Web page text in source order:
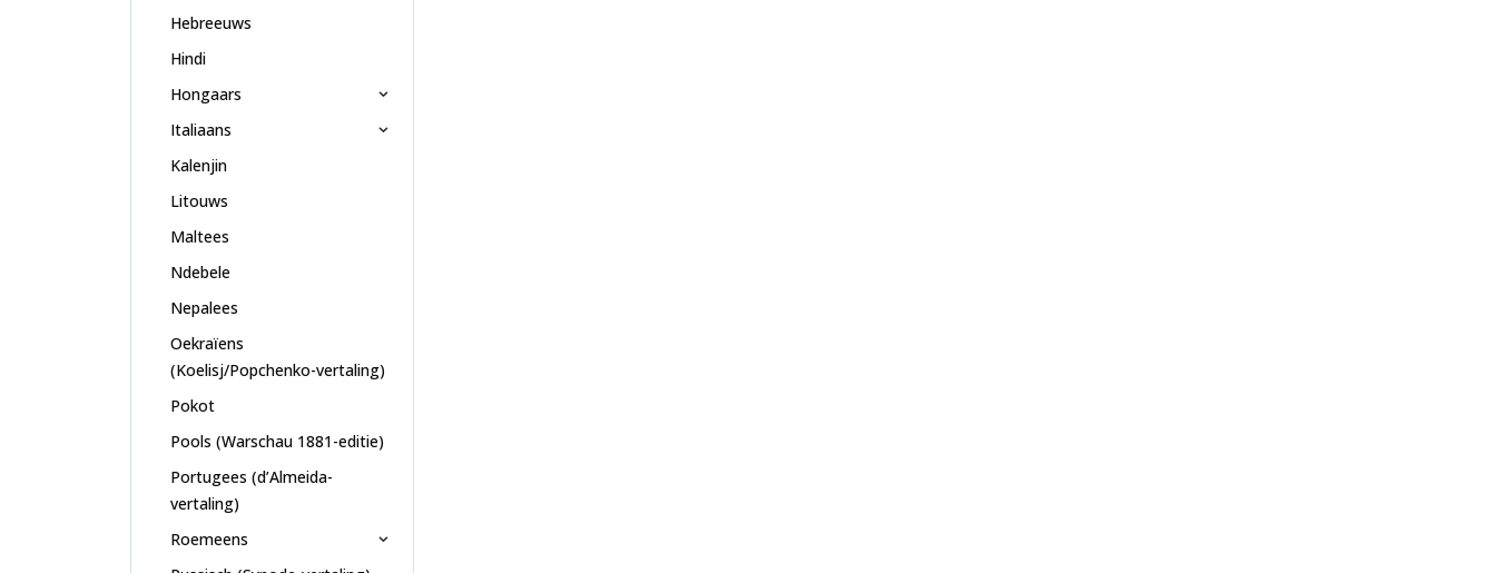
Hebreeuws
Hindi
Hongaars
Italiaans
Kalenjin
Litouws
Maltees
Ndebele
Nepalees
Oekraïens
(Koelisj/Popchenko-vertaling)
Pokot
Pools (Warschau 1881-editie)
Portugees (d’Almeida-
vertaling)
Roemeens